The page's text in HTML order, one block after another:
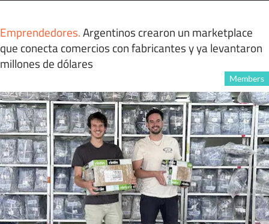
Emprendedores.Argentinos crearon un marketplace
que conecta comercios con fabricantes y ya levantaron
millones de dólares
Members